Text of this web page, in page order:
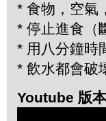
* 食物，空氣
* 停止進食（
* 用八分鐘時
* 飲水都會破
Youtube 版